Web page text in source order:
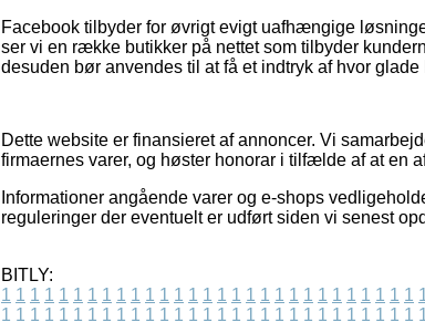
Facebook tilbyder for øvrigt evigt uafhængige
ser vi en række butikker på nettet som tilbyder
desuden bør anvendes til at få et indtryk af hvor glade
Dette website er finansieret af annoncer. Vi
firmaernes varer, og høster honorar i tilfælde af at en
Informationer angående varer og e-shops
reguleringer der eventuelt er udført siden vi senest
BITLY:
1 1 1 1 1 1 1 1 1 1 1 1 1 1 1 1 1 1 1 1 1 1 1 1 1 1 1 1 1
1 1 1 1 1 1 1 1 1 1 1 1 1 1 1 1 1 1 1 1 1 1 1 1 1 1 1 1 1